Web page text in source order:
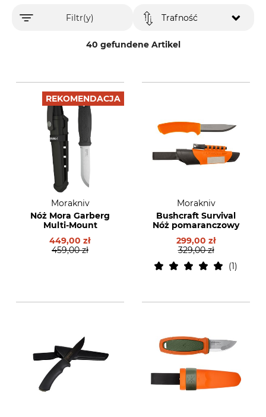
Filtr(y)
40 gefundene Artikel
Trafność
REKOMENDACJA
Morakniv
Nóż Mora Garberg
Multi-Mount
449,00 zł
459,00 zł
Morakniv
Bushcraft Survival
Nóż pomaranczowy
299,00 zł
329,00 zł
1